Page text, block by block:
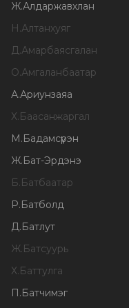
Ж.Алдаржавхлан
Н.Алтанхуяг
Д.Амарбаясгалан
О.Амгаланбаатар
А.Ариунзаяа
Х.Баасанжаргал
М.Бадамсүрэн
Ж.Бат-Эрдэнэ
Б.Батбаатар
Р.Батболд
Д.Батлут
Ж.Батсуурь
Х.Баттулга
П.Батчимэг